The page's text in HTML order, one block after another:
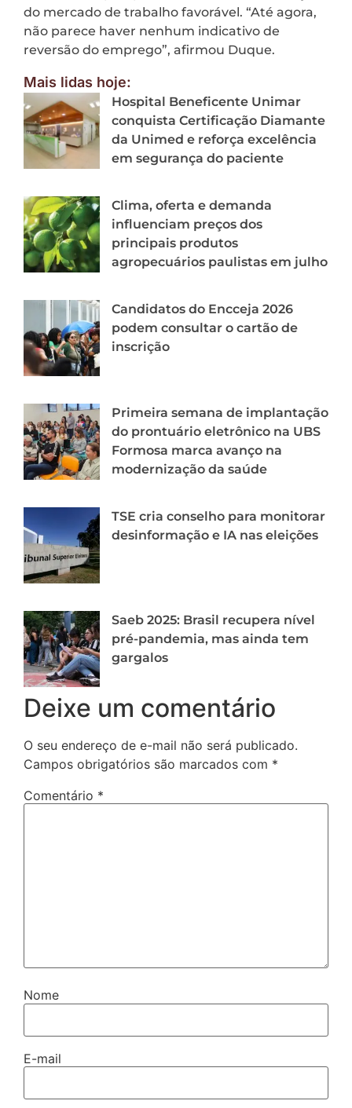
do mercado de trabalho favorável. “Até agora,
não parece haver nenhum indicativo de
reversão do emprego”, afirmou Duque.
Mais lidas hoje:
Hospital Beneficente Unimar
conquista Certificação Diamante
da Unimed e reforça excelência
em segurança do paciente
Clima, oferta e demanda
influenciam preços dos
principais produtos
agropecuários paulistas em julho
Candidatos do Encceja 2026
podem consultar o cartão de
inscrição
Primeira semana de implantação
do prontuário eletrônico na UBS
Formosa marca avanço na
modernização da saúde
TSE cria conselho para monitorar
desinformação e IA nas eleições
Saeb 2025: Brasil recupera nível
pré-pandemia, mas ainda tem
gargalos
Deixe um comentário
O seu endereço de e-mail não será publicado.
Campos obrigatórios são marcados com *
Comentário *
Nome
E-mail